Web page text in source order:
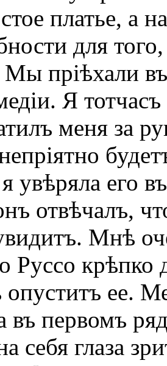
платье, а
для
пріѣхали въ
Я
меня за
увѣряла его
отвѣчалъ,
Мнѣ
Руссо
опуститъ ее.
первомъ
себя глаза